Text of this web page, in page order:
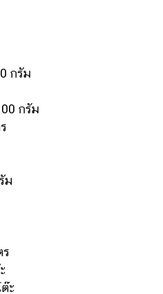
กรัม
กรัม
ม
ะ